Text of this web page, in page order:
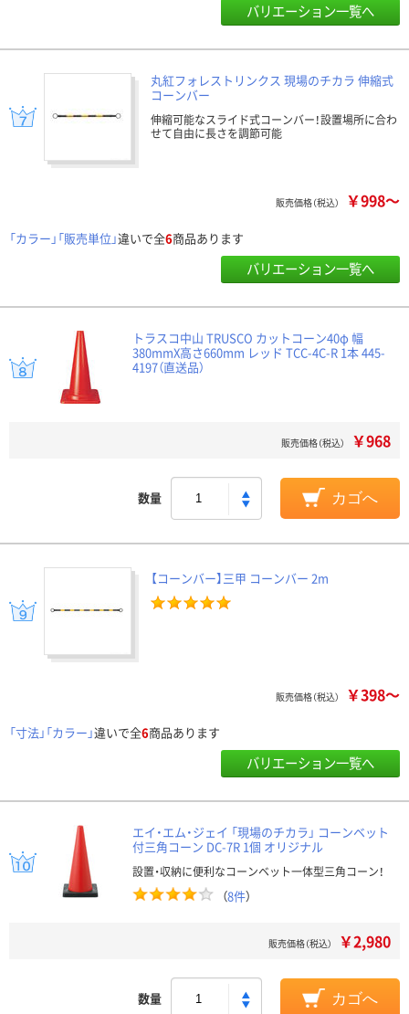
バリエーション一覧へ
丸紅フォレストリンクス 現場のチカラ 伸縮式
コーンバー
伸縮可能なスライド式コーンバー！設置場所に合わ
せて自由に長さを調節可能
販売価格（税込） ￥998～
「カラー」「販売単位」違いで全6商品あります
バリエーション一覧へ
トラスコ中山 TRUSCO カットコーン40φ 幅
380mmX高さ660mm レッド TCC-4C-R 1本 445-
4197（直送品）
販売価格（税込） ￥968
数量 カゴへ
【コーンバー】三甲 コーンバー 2m
販売価格（税込） ￥398～
「寸法」「カラー」違いで全6商品あります
バリエーション一覧へ
エイ・エム・ジェイ 「現場のチカラ」 コーンベット
付三角コーン DC-7R 1個 オリジナル
設置・収納に便利なコーンベット一体型三角コーン！
（8件）
販売価格（税込） ￥2,980
数量 カゴへ